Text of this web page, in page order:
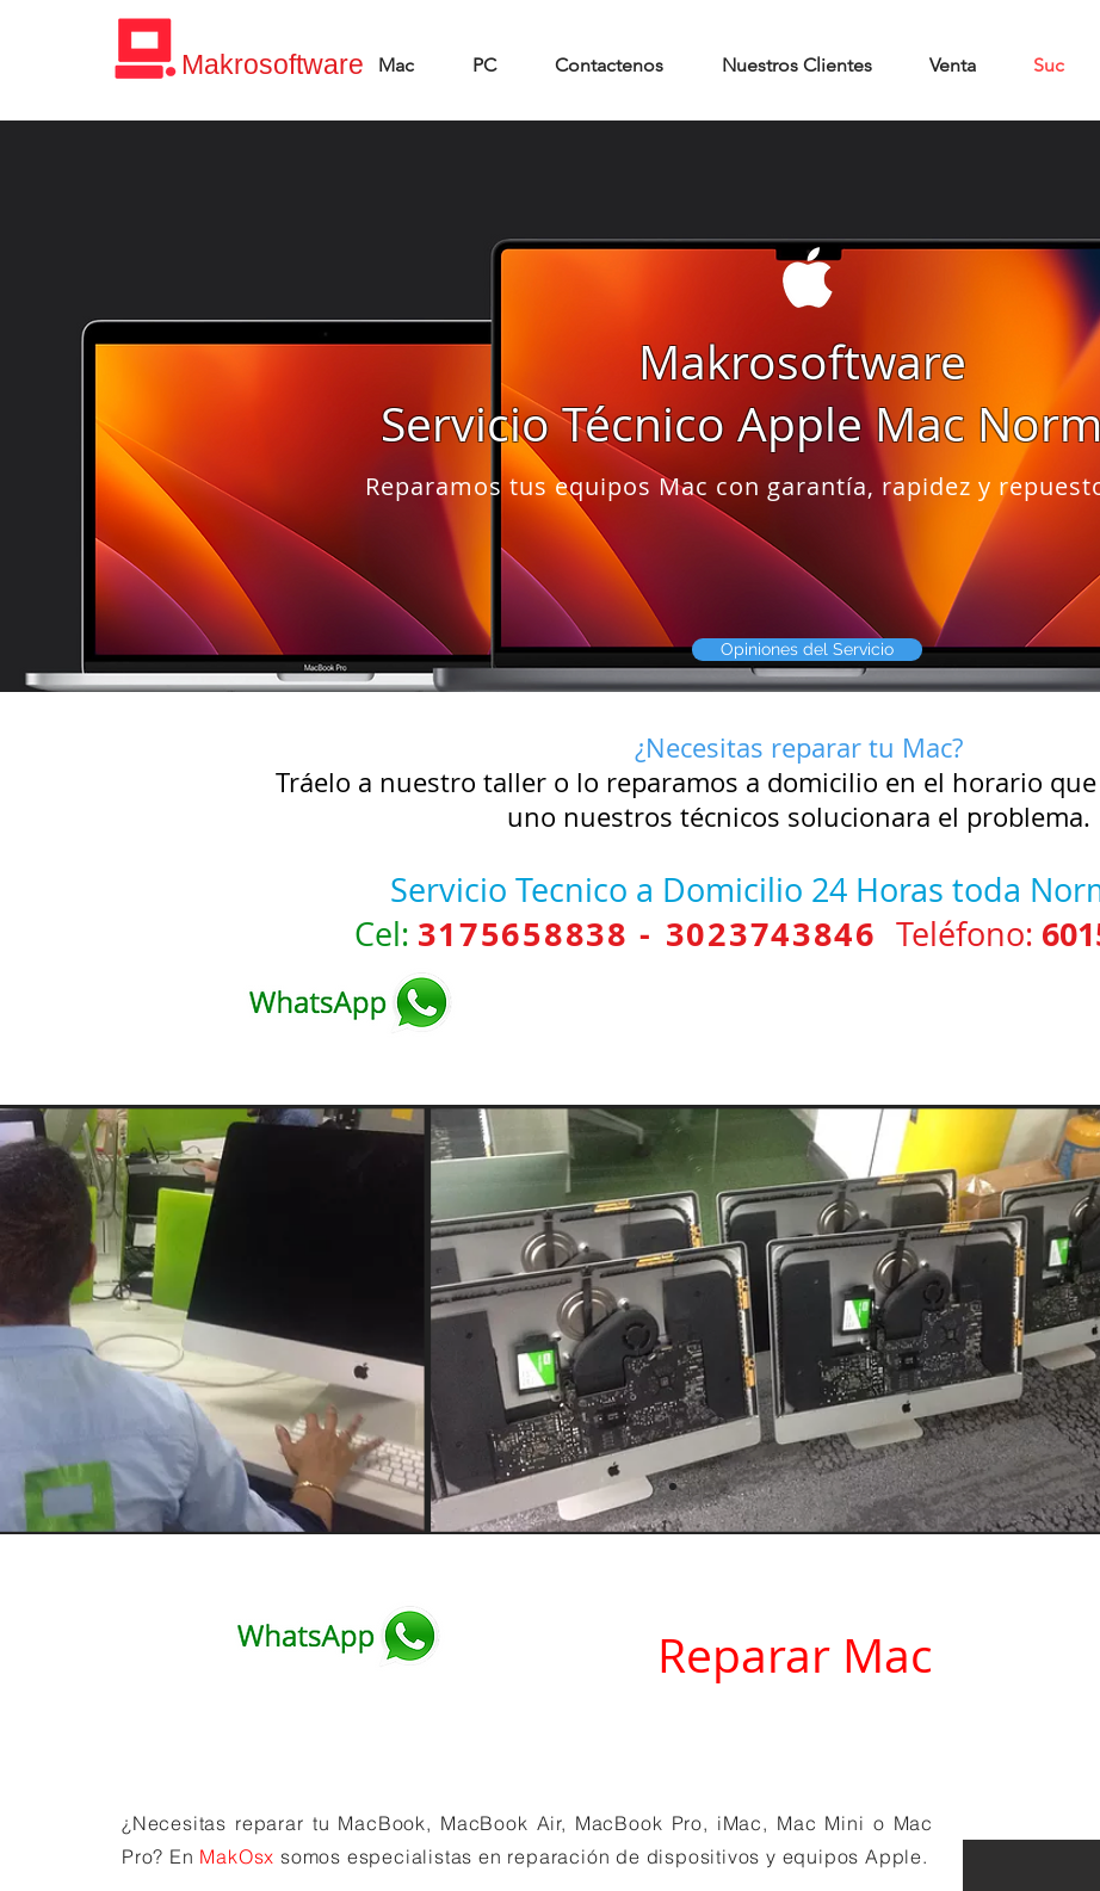
Mac PC Contactenos Nuestros Clientes Venta Suc
Makrosoftware
soporte pc soporte computador
Apple Servicio Técnico
Arreglo Apple Arreglo Mac
Makrosoftware
Servicio Técnico Apple Mac
Reparamos tus equipos Mac con garantía, rapidez y
Opiniones del Servicio
¿Necesitas reparar tu Mac?
Tráelo a nuestro taller o lo reparamos a domicilio en el horario
uno nuestros técnicos solucionara el problema.
Servicio Tecnico a Domicilio 24 Horas toda
Cel: 3175658838 - 3023743846 Teléfono: 601
Reparar Mac
¿Necesitas reparar tu MacBook, MacBook Air, MacBook Pro, iMac, Mac Mini o Mac
Pro? En MakOsxsomos especialistas en reparación de dispositivos y equipos Apple.